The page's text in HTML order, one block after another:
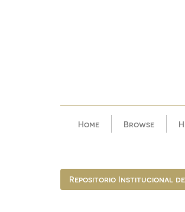
Home Browse
Repositorio Institucional